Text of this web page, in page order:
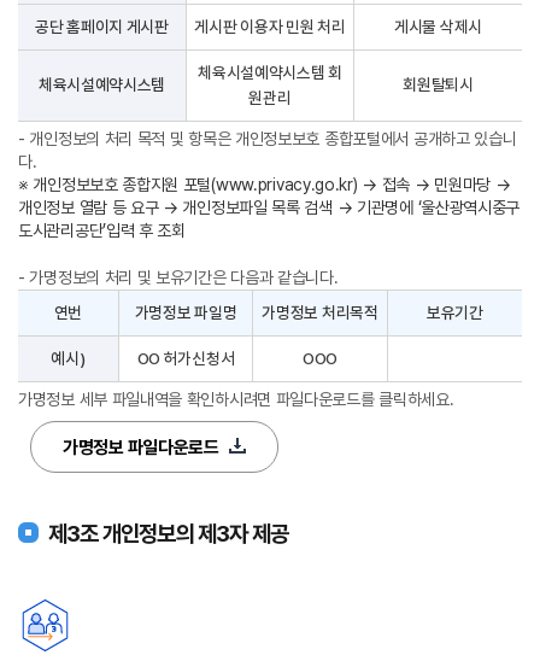
공단 홈페이지 게시판 게시판 이용자 민원 처리 게시물 삭제시
체육시설예약시스템
체육시설예약시스템 회
원관리
회원탈퇴시
- 개인정보의 처리 목적 및 항목은 개인정보보호 종합포털에서 공개하고 있습니
다.
※ 개인정보보호 종합지원 포털(www.privacy.go.kr) → 접속 → 민원마당 →
개인정보 열람 등 요구 → 개인정보파일 목록 검색 → 기관명에 ‘울산광역시중구
도시관리공단’입력 후 조회
- 가명정보의 처리 및 보유기간은 다음과 같습니다.
연번
가명정보 파일명 가명정보 처리목적 보유기간
예시) OO 허가신청서 OOO
가명정보 세부 파일내역을 확인하시려면 파일다운로드를 클릭하세요.
가명정보 파일다운로드
제3조 개인정보의 제3자 제공